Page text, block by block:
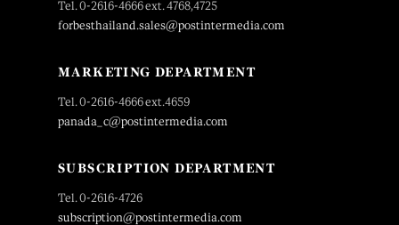
Tel. 0-2616-4666 ext. 4768,4725
forbesthailand.sales@postintermedia.com
MARKETING DEPARTMENT
Tel. 0-2616-4666 ext.4659
panada_c@postintermedia.com
SUBSCRIPTION DEPARTMENT
Tel. 0-2616-4726
subscription@postintermedia.com